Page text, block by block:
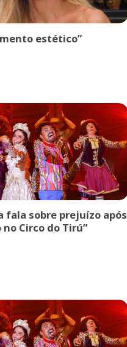
estético”
fala sobre prejuízo após
Circo do Tirú”